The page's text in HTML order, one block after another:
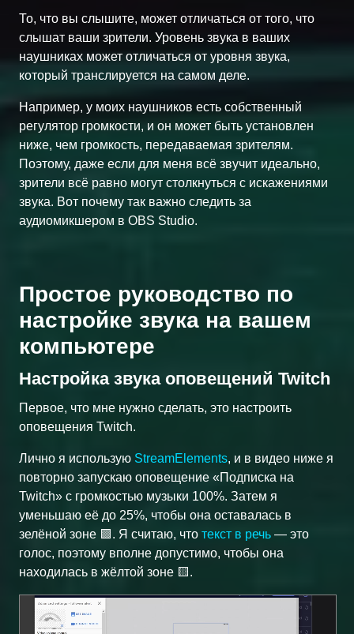
То, что вы слышите, может отличаться от того, что
слышат ваши зрители. Уровень звука в ваших
наушниках может отличаться от уровня звука,
который транслируется на самом деле.
Например, у моих наушников есть собственный
регулятор громкости, и он может быть установлен
ниже, чем громкость, передаваемая зрителям.
Поэтому, даже если для меня всё звучит идеально,
зрители всё равно могут столкнуться с искажениями
звука. Вот почему так важно следить за
аудиомикшером в OBS Studio.
Простое руководство по
настройке звука на вашем
компьютере
Настройка звука оповещений Twitch
Первое, что мне нужно сделать, это настроить
оповещения Twitch.
Лично я использую StreamElements, и в видео ниже я
повторно запускаю оповещение «Подписка на
Twitch» с громкостью музыки 100%. Затем я
уменьшаю её до 25%, чтобы она оставалась в
зелёной зоне 🟩. Я считаю, что текст в речь — это
голос, поэтому вполне допустимо, чтобы она
находилась в жёлтой зоне 🟨.